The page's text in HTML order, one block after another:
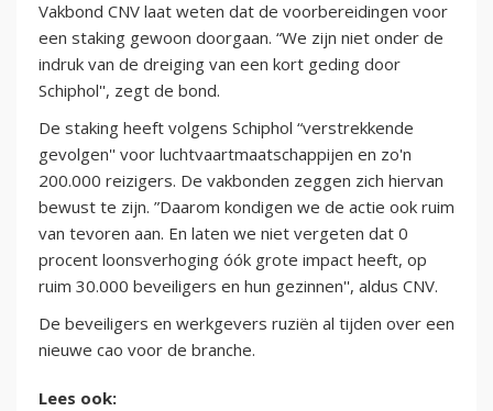
Vakbond CNV laat weten dat de voorbereidingen voor
een staking gewoon doorgaan. “We zijn niet onder de
indruk van de dreiging van een kort geding door
Schiphol'', zegt de bond.
De staking heeft volgens Schiphol “verstrekkende
gevolgen'' voor luchtvaartmaatschappijen en zo'n
200.000 reizigers. De vakbonden zeggen zich hiervan
bewust te zijn. ”Daarom kondigen we de actie ook ruim
van tevoren aan. En laten we niet vergeten dat 0
procent loonsverhoging óók grote impact heeft, op
ruim 30.000 beveiligers en hun gezinnen'', aldus CNV.
De beveiligers en werkgevers ruziën al tijden over een
nieuwe cao voor de branche.
Lees ook: